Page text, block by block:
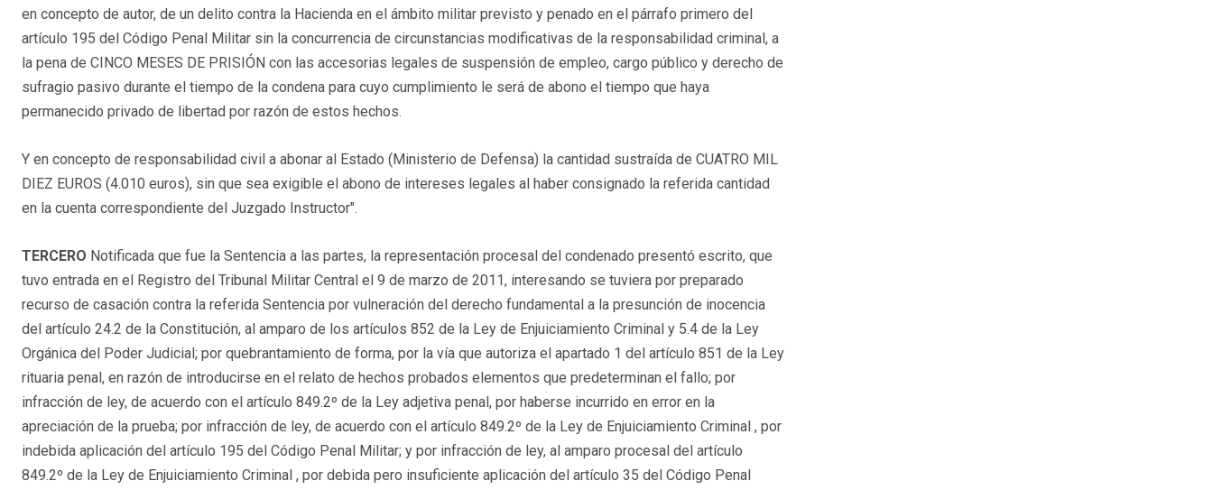
en concepto de autor, de un delito contra la Hacienda en el ámbito militar previsto y penado en el párrafo primero del
artículo 195 del Código Penal Militar sin la concurrencia de circunstancias modificativas de la responsabilidad criminal, a
la pena de CINCO MESES DE PRISIÓN con las accesorias legales de suspensión de empleo, cargo público y derecho de
sufragio pasivo durante el tiempo de la condena para cuyo cumplimiento le será de abono el tiempo que haya
permanecido privado de libertad por razón de estos hechos.
Y en concepto de responsabilidad civil a abonar al Estado (Ministerio de Defensa) la cantidad sustraída de CUATRO MIL
DIEZ EUROS (4.010 euros), sin que sea exigible el abono de intereses legales al haber consignado la referida cantidad
en la cuenta correspondiente del Juzgado Instructor".
TERCERO Notificada que fue la Sentencia a las partes, la representación procesal del condenado presentó escrito, que
tuvo entrada en el Registro del Tribunal Militar Central el 9 de marzo de 2011, interesando se tuviera por preparado
recurso de casación contra la referida Sentencia por vulneración del derecho fundamental a la presunción de inocencia
del artículo 24.2 de la Constitución, al amparo de los artículos 852 de la Ley de Enjuiciamiento Criminal y 5.4 de la Ley
Orgánica del Poder Judicial; por quebrantamiento de forma, por la vía que autoriza el apartado 1 del artículo 851 de la Ley
rituaria penal, en razón de introducirse en el relato de hechos probados elementos que predeterminan el fallo; por
infracción de ley, de acuerdo con el artículo 849.2º de la Ley adjetiva penal, por haberse incurrido en error en la
apreciación de la prueba; por infracción de ley, de acuerdo con el artículo 849.2º de la Ley de Enjuiciamiento Criminal , por
indebida aplicación del artículo 195 del Código Penal Militar; y por infracción de ley, al amparo procesal del artículo
849.2º de la Ley de Enjuiciamiento Criminal , por debida pero insuficiente aplicación del artículo 35 del Código Penal